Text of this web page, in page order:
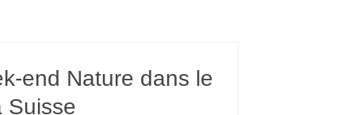
end Nature dans le
Suisse